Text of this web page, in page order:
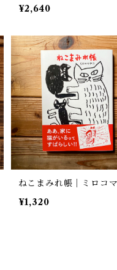
¥2,640
ねこまみれ帳｜ミロコ
¥1,320